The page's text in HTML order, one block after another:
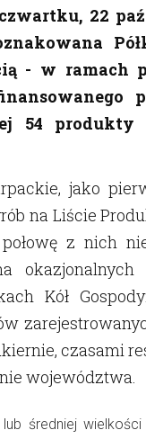
22
- w ramach
54 produkty
jako
na Liście
z nich
Kół
czasami
województwa.
lub średniej